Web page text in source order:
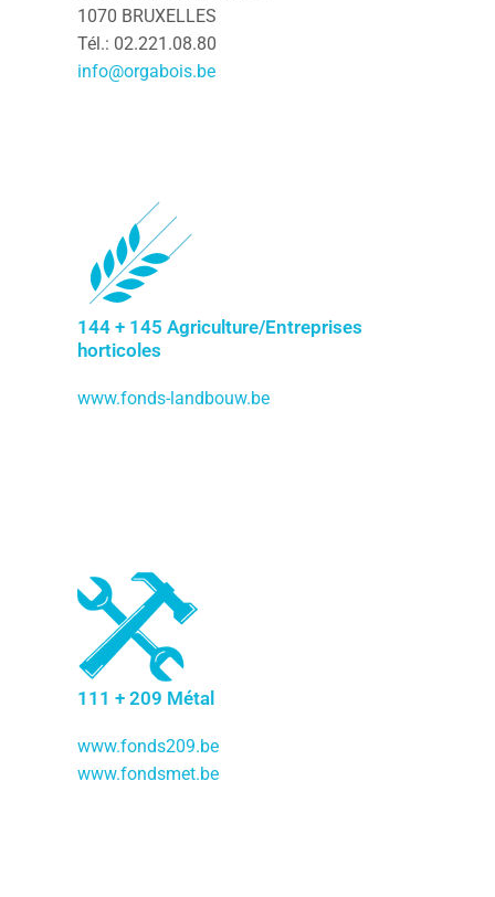
1070 BRUXELLES
Tél.: 02.221.08.80
info@orgabois.be
144 + 145 Agriculture/Entreprises
horticoles
www.fonds-landbouw.be
111 + 209 Métal
www.fonds209.be
www.fondsmet.be